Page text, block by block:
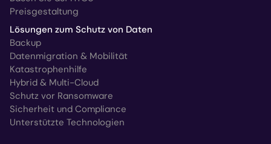
Preisgestaltung
Lösungen zum Schutz von Daten
Backup
Datenmigration & Mobilität
Katastrophenhilfe
Hybrid & Multi-Cloud
Schutz vor Ransomware
Sicherheit und Compliance
Unterstützte Technologien